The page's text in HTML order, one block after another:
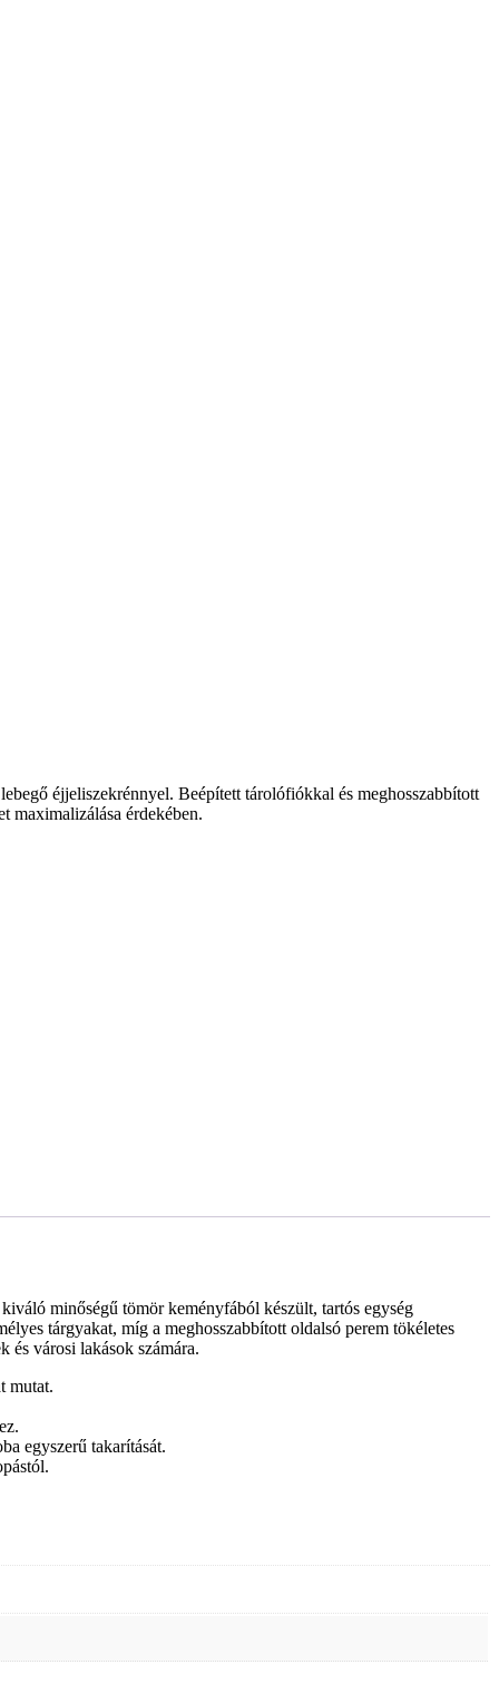
éjjeliszekrénnyel. Beépített tárolófiókkal és meghosszabbított
maximalizálása érdekében.
minőségű tömör keményfából készült, tartós egység
tárgyakat, míg a meghosszabbított oldalsó perem tökéletes
városi lakások számára.
mutat.
egyszerű takarítását.